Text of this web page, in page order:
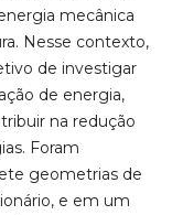
mecânica
Nesse contexto,
de investigar
de energia,
na redução
Foram
geometrias de
e em um